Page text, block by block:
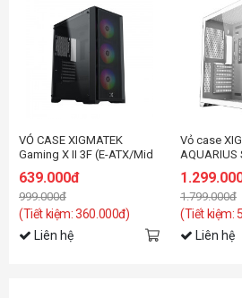
VỎ CASE XIGMATEK
Gaming X II 3F (E-ATX/Mid
639.000đ
999.000đ
(Tiết kiệm: 360.000đ)
Liên hệ
Vỏ case
AQUARIUS
1.799.000đ
(Tiết kiệm:
Liên hệ